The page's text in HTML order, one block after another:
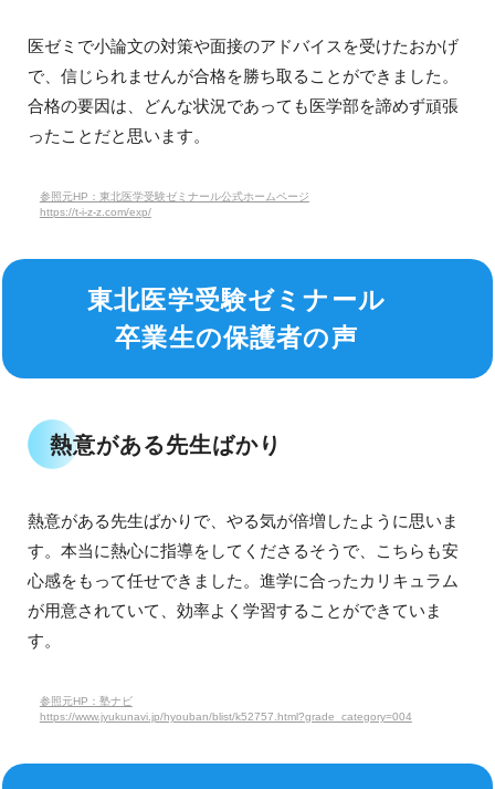
医ゼミで小論文の対策や面接のアドバイスを受けたおかげ
で、信じられませんが合格を勝ち取ることができました。
合格の要因は、どんな状況であっても医学部を諦めず頑張
ったことだと思います。
参照元HP：東北医学受験ゼミナール公式ホームページ
https://t-i-z-z.com/exp/
東北医学受験ゼミナール
卒業生の保護者の声
熱意がある先生ばかり
熱意がある先生ばかりで、やる気が倍増したように思いま
す。本当に熱心に指導をしてくださるそうで、こちらも安
心感をもって任せできました。進学に合ったカリキュラム
が用意されていて、効率よく学習することができていま
す。
参照元HP：塾ナビ
https://www.jyukunavi.jp/hyouban/blist/k52757.html?grade_category=004